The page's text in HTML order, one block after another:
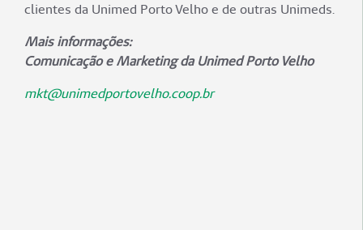
clientes da Unimed Porto Velho e de outras Unimeds.
Mais informações:
Comunicação e Marketing da Unimed Porto Velho
mkt@unimedportovelho.coop.br